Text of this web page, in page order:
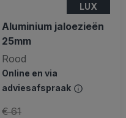
LUX
Aluminium jaloezieën
25mm
Rood
Online en via
adviesafspraak
€ 61